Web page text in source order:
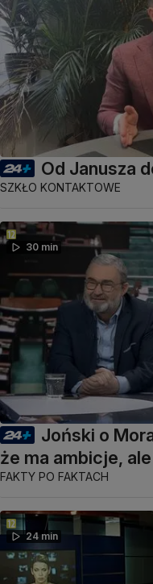
Od Janusza
SZKŁO KONTAKTOWE
30 min
Joński o
że ma ambicje,
FAKTY PO FAKTACH
24 min